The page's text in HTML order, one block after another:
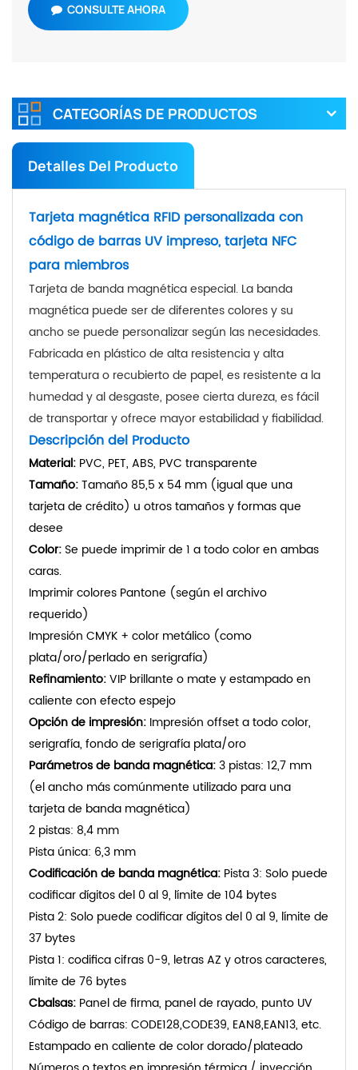
CONSULTE AHORA
CATEGORÍAS DE PRODUCTOS
Detalles Del Producto
Tarjeta magnética RFID personalizada con
código de barras UV impreso, tarjeta NFC
para miembros
Tarjeta de banda magnética especial. La banda
magnética puede ser de diferentes colores y su
ancho se puede personalizar según las necesidades.
Fabricada en plástico de alta resistencia y alta
temperatura o recubierto de papel, es resistente a la
humedad y al desgaste, posee cierta dureza, es fácil
de transportar y ofrece mayor estabilidad y fiabilidad.
Descripción del Producto
Material: PVC, PET, ABS, PVC transparente
Tamaño:Tamaño 85,5 x 54 mm (igual que una
tarjeta de crédito) u otros tamaños y formas que
desee
Color:Se puede imprimir de 1 a todo color en ambas
caras.
Imprimir colores Pantone (según el archivo
requerido)
Impresión CMYK + color metálico (como
plata/oro/perlado en serigrafía)
Refinamiento:VIP brillante o mate y estampado en
caliente con efecto espejo
Opción de impresión: Impresión offset a todo color,
serigrafía, fondo de serigrafía plata/oro
Parámetros de banda magnética:3 pistas: 12,7 mm
(el ancho más comúnmente utilizado para una
tarjeta de banda magnética)
2 pistas: 8,4 mm
Pista única: 6,3 mm
Codificación de banda magnética: Pista 3: Solo puede
codificar dígitos del 0 al 9, límite de 104 bytes
Pista 2: Solo puede codificar dígitos del 0 al 9, límite de
37 bytes
Pista 1: codifica cifras 0-9, letras AZ y otros caracteres,
límite de 76 bytes
Cbalsas: Panel de firma, panel de rayado, punto UV
Código de barras: CODE128,CODE39, EAN8,EAN13, etc.
Estampado en caliente de color dorado/plateado